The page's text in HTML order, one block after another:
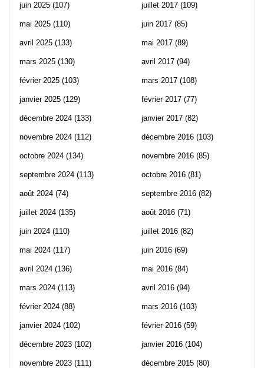
juin 2025 (107)
mai 2025 (110)
avril 2025 (133)
mars 2025 (130)
février 2025 (103)
janvier 2025 (129)
décembre 2024 (133)
novembre 2024 (112)
octobre 2024 (134)
septembre 2024 (113)
août 2024 (74)
juillet 2024 (135)
juin 2024 (110)
mai 2024 (117)
avril 2024 (136)
mars 2024 (113)
février 2024 (88)
janvier 2024 (102)
décembre 2023 (102)
novembre 2023 (111)
juillet 2017 (109)
juin 2017 (85)
mai 2017 (89)
avril 2017 (94)
mars 2017 (108)
février 2017 (77)
janvier 2017 (82)
décembre 2016 (103)
novembre 2016 (85)
octobre 2016 (81)
septembre 2016 (82)
août 2016 (71)
juillet 2016 (82)
juin 2016 (69)
mai 2016 (84)
avril 2016 (94)
mars 2016 (103)
février 2016 (59)
janvier 2016 (104)
décembre 2015 (80)